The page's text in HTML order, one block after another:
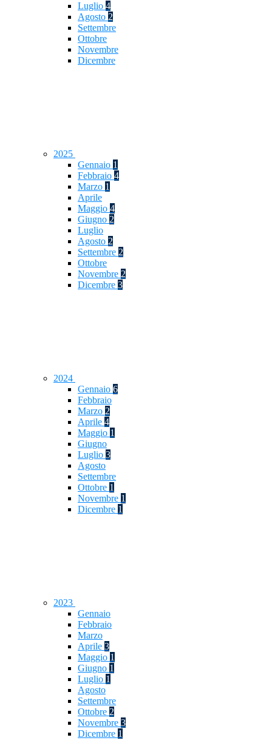
Luglio 4
Agosto 2
Settembre
Ottobre
Novembre
Dicembre
2025
Gennaio 1
Febbraio 4
Marzo 1
Aprile
Maggio 4
Giugno 2
Luglio
Agosto 2
Settembre 2
Ottobre
Novembre 2
Dicembre 3
2024
Gennaio 6
Febbraio
Marzo 2
Aprile 4
Maggio 1
Giugno
Luglio 3
Agosto
Settembre
Ottobre 1
Novembre 1
Dicembre 1
2023
Gennaio
Febbraio
Marzo
Aprile 3
Maggio 1
Giugno 1
Luglio 1
Agosto
Settembre
Ottobre 2
Novembre 3
Dicembre 1